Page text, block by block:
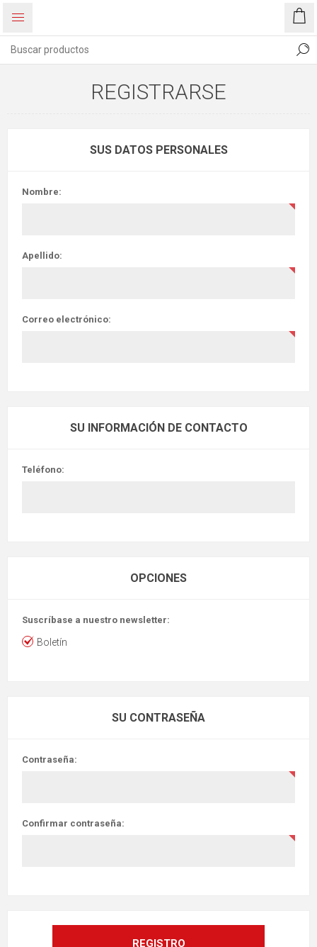
REGISTRARSE
SUS DATOS PERSONALES
Nombre:
Apellido:
Correo electrónico:
SU INFORMACIÓN DE CONTACTO
Teléfono:
OPCIONES
Suscríbase a nuestro newsletter:
Boletín
SU CONTRASEÑA
Contraseña:
Confirmar contraseña: